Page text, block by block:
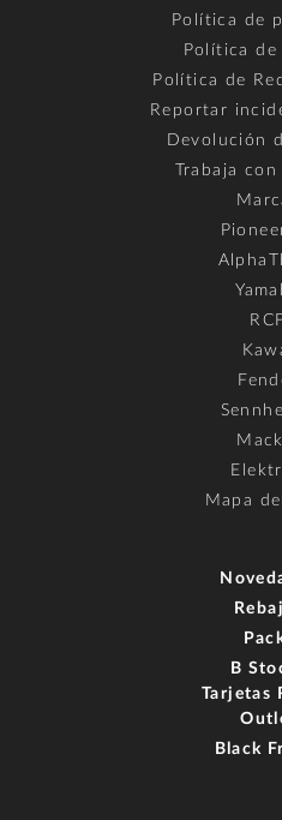
Política de
Política de
Política de
Reportar
Devolución
Trabaja
Mapa
B
Tarjetas
Black